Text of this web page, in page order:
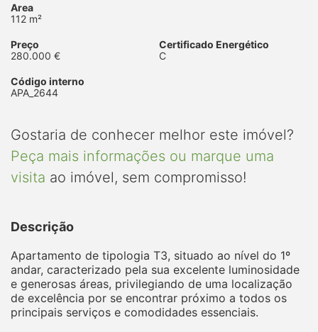
Area
112 m²
Preço
280.000 €
Certificado Energético
C
Código interno
APA_2644
Gostaria de conhecer melhor este imóvel?
Peça mais informações ou marque uma
visita ao imóvel, sem compromisso!
Descrição
Apartamento de tipologia T3, situado ao nível do 1º
andar, caracterizado pela sua excelente luminosidade
e generosas áreas, privilegiando de uma localização
de excelência por se encontrar próximo a todos os
principais serviços e comodidades essenciais.